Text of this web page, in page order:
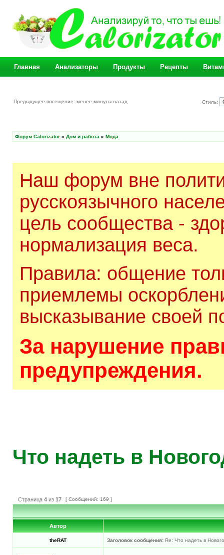
Главная Анализаторы Продукты Рецепты
Предыдущее посещение: менее минуты назад Стиль:
Форум Calorizator » Дом и работа » Мода
Наш форум вне
русскоязычного
цель сообщества -
нормализация веса.
Правила: общение
приемлемы
высказывание своей
За нарушение
предупреждения.
Что надеть в
Страница 4 из 17 [ Сообщений: 169 ]
Автор
theRAT Заголовок сообщения: Re: Что надеть в